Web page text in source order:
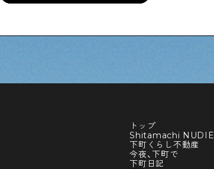
トップ
Shitamachi NUDIE
下町くらし不動産
今夜、下町で
下町日記